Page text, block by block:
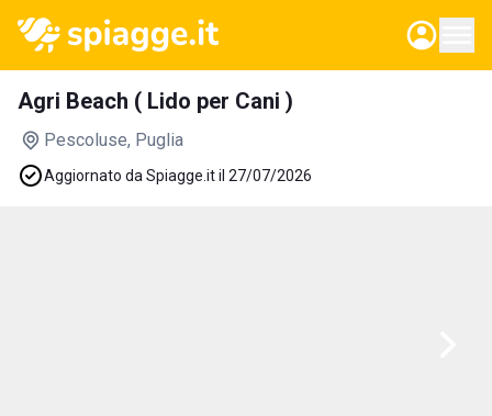
Agri Beach ( Lido per Cani )
Pescoluse, Puglia
Aggiornato da Spiagge.it il 27/07/2026